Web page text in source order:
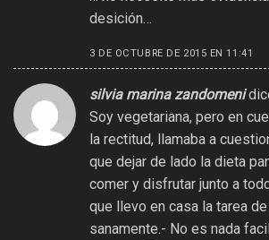
desición…
3 DE OCTUBRE DE 2015 EN 11:41
silvia marina zandomeni
Soy vegetariana, pero en
la rectitud, llamaba a
que dejar de lado la dieta
comer y disfrutar junto a
que llevo en casa la tarea
sanamente.- No es nada